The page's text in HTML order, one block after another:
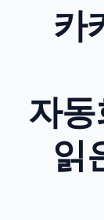
카
자
읽